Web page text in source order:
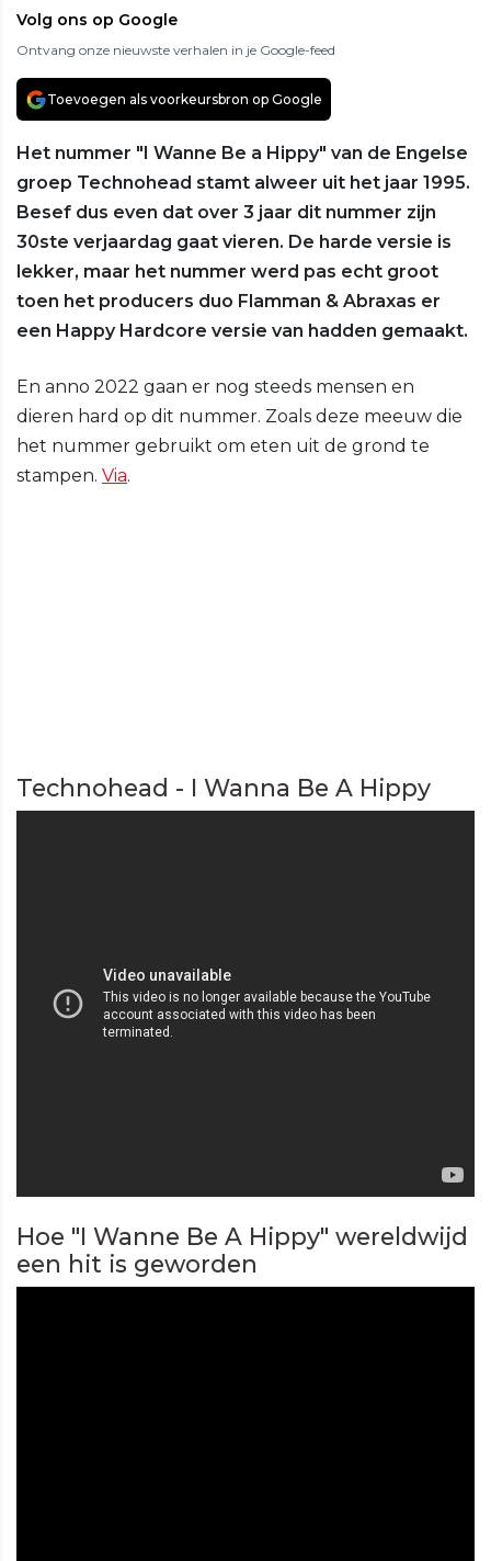
Volg ons op Google
Ontvang onze nieuwste verhalen in je Google-feed
Toevoegen als voorkeursbron op Google
Het nummer "I Wanne Be a Hippy" van de Engelse
groep Technohead stamt alweer uit het jaar 1995.
Besef dus even dat over 3 jaar dit nummer zijn
30ste verjaardag gaat vieren. De harde versie is
lekker, maar het nummer werd pas echt groot
toen het producers duo Flamman & Abraxas er
een Happy Hardcore versie van hadden gemaakt.
En anno 2022 gaan er nog steeds mensen en
dieren hard op dit nummer. Zoals deze meeuw die
het nummer gebruikt om eten uit de grond te
stampen. Via.
Technohead - I Wanna Be A Hippy
Hoe "I Wanne Be A Hippy" wereldwijd
een hit is geworden